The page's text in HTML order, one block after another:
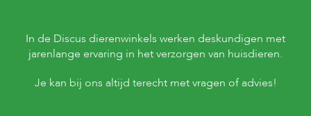
In de Discus dierenwinkels werken deskundigen met
jarenlange ervaring in het verzorgen van huisdieren.
Je kan bij ons altijd terecht met vragen of advies!